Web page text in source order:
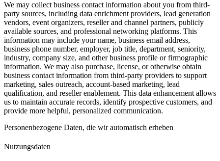
We may collect business contact information about you from third-
party sources, including data enrichment providers, lead generation
vendors, event organizers, reseller and channel partners, publicly
available sources, and professional networking platforms. This
information may include your name, business email address,
business phone number, employer, job title, department, seniority,
industry, company size, and other business profile or firmographic
information. We may also purchase, license, or otherwise obtain
business contact information from third-party providers to support
marketing, sales outreach, account-based marketing, lead
qualification, and reseller enablement. This data enhancement allows
us to maintain accurate records, identify prospective customers, and
provide more helpful, personalized communication.
Personenbezogene Daten, die wir automatisch erheben
Nutzungsdaten